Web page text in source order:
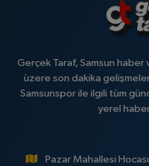
Gerçek Taraf, Samsun
üzere son dakika
Samsunspor ile ilgili tüm
yerel
Pazar Mahallesi